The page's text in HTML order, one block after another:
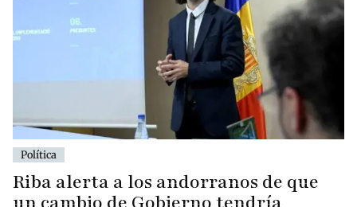
Política
Riba alerta a los andorranos de que